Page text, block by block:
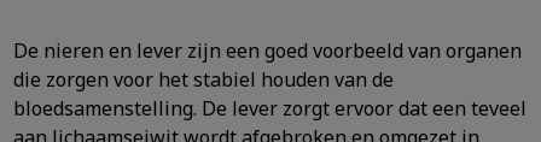
De nieren en lever zijn een goed voorbeeld van organen
die zorgen voor het stabiel houden van de
bloedsamenstelling. De lever zorgt ervoor dat een teveel